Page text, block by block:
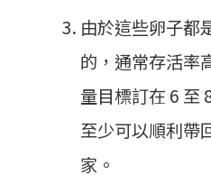
由於這些卵子都
的，通常存活率
量目標訂在 6 至
至少可以順利帶
家。